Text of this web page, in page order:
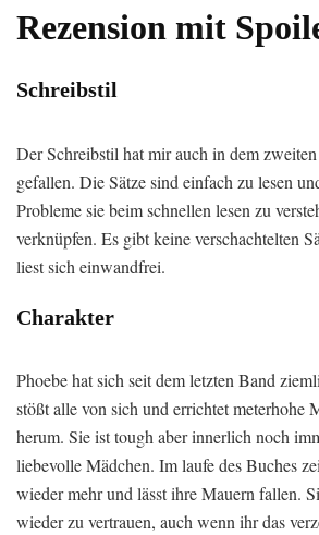
Rezension mit
Schreibstil
Der Schreibstil hat mir auch in dem
gefallen. Die Sätze sind einfach zu lesen
Probleme sie beim schnellen lesen zu
verknüpfen. Es gibt keine verschachtelten
liest sich einwandfrei.
Charakter
Phoebe hat sich seit dem letzten Band
stößt alle von sich und errichtet meterhohe
herum. Sie ist tough aber innerlich noch
liebevolle Mädchen. Im laufe des Buches
wieder mehr und lässt ihre Mauern fallen.
wieder zu vertrauen, auch wenn ihr das